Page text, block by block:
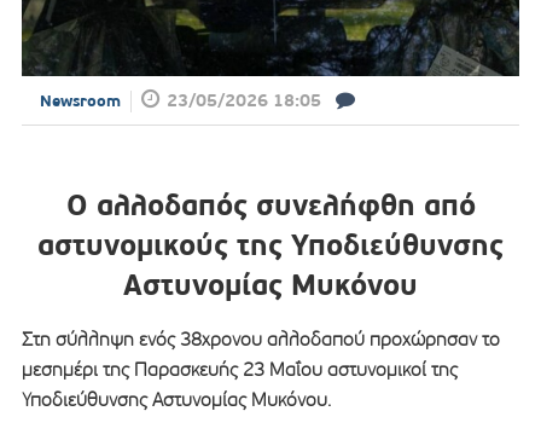
Newsroom 23/05/2026 18:05
Ο αλλοδαπός συνελήφθη από
αστυνομικούς της Υποδιεύθυνσης
Αστυνομίας Μυκόνου
Στη σύλληψη ενός 38χρονου αλλοδαπού προχώρησαν το
μεσημέρι της Παρασκευής 23 Μαΐου αστυνομικοί της
Υποδιεύθυνσης Αστυνομίας Μυκόνου.